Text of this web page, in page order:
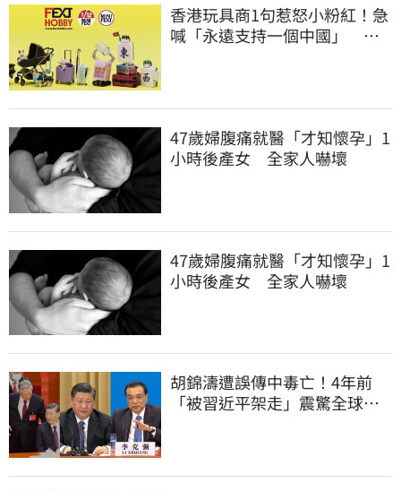
香港玩具商1句惹怒小粉紅！急
喊「永遠支持一個中國」 慘
47歲婦腹痛就醫「才知懷孕」1
小時後產女 全家人嚇壞
47歲婦腹痛就醫「才知懷孕」1
小時後產女 全家人嚇壞
胡錦濤遭誤傳中毒亡！4年前
「被習近平架走」震驚全球